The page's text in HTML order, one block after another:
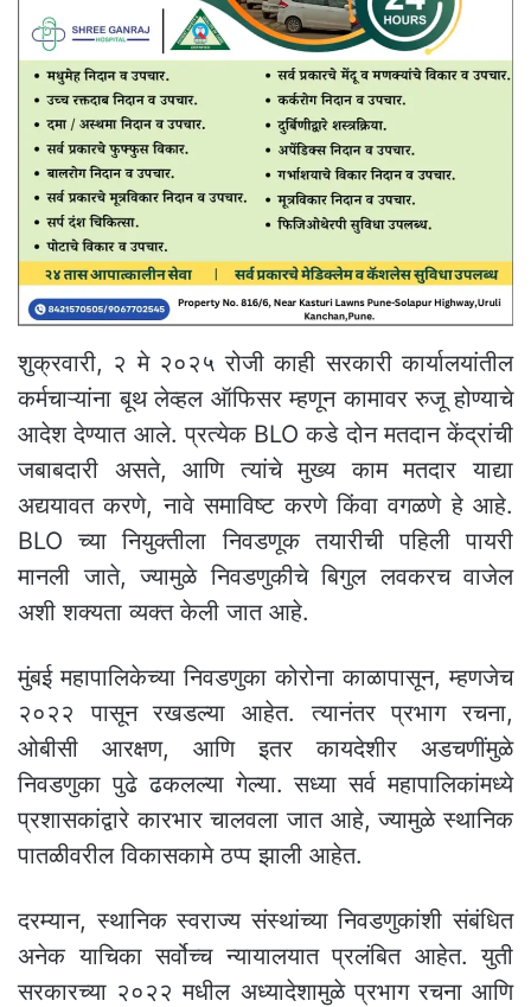
शुक्रवारी, २ मे २०२५ रोजी काही सरकारी कार्यालयांतील
कर्मचाऱ्यांना बूथ लेव्हल ऑफिसर म्हणून कामावर रुजू होण्याचे
आदेश देण्यात आले. प्रत्येक BLO कडे दोन मतदान केंद्रांची
जबाबदारी असते, आणि त्यांचे मुख्य काम मतदार याद्या
अद्ययावत करणे, नावे समाविष्ट करणे किंवा वगळणे हे आहे.
BLO च्या नियुक्तीला निवडणूक तयारीची पहिली पायरी
मानली जाते, ज्यामुळे निवडणुकीचे बिगुल लवकरच वाजेल
अशी शक्यता व्यक्त केली जात आहे.
मुंबई महापालिकेच्या निवडणुका कोरोना काळापासून, म्हणजेच
२०२२ पासून रखडल्या आहेत. त्यानंतर प्रभाग रचना,
ओबीसी आरक्षण, आणि इतर कायदेशीर अडचणींमुळे
निवडणुका पुढे ढकलल्या गेल्या. सध्या सर्व महापालिकांमध्ये
प्रशासकांद्वारे कारभार चालवला जात आहे, ज्यामुळे स्थानिक
पातळीवरील विकासकामे ठप्प झाली आहेत.
दरम्यान, स्थानिक स्वराज्य संस्थांच्या निवडणुकांशी संबंधित
अनेक याचिका सर्वोच्च न्यायालयात प्रलंबित आहेत. युती
सरकारच्या २०२२ मधील अध्यादेशामुळे प्रभाग रचना आणि